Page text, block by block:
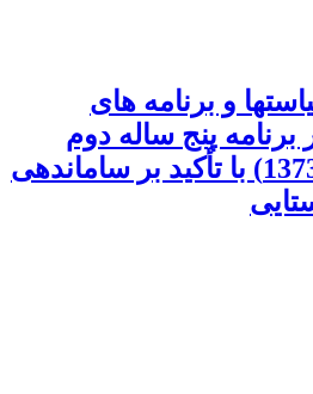
و برنامه های
پنج ساله دوم
توسعه کشور (78-1373) با تأکید بر ساماندهی